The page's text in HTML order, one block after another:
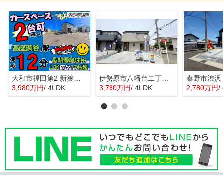
大和市福田第2 新築戸建 全10棟
3,980万円/ 4LDK
伊勢原市八幡台二丁目 全３棟 新築住宅
3,780万円/ 4LDK 2,780万円/